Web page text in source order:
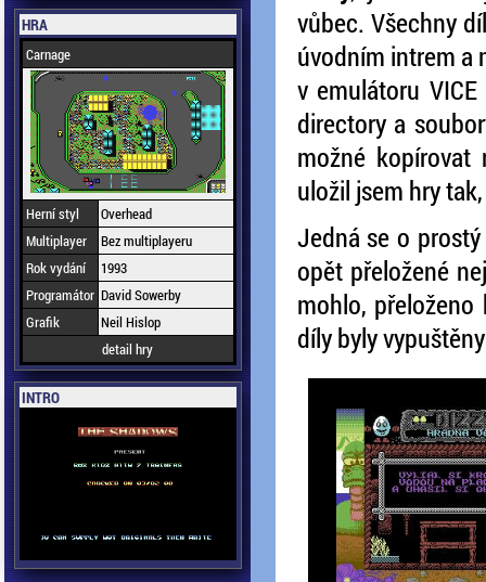
HRA
Carnage
Herní styl
Overhead
Multiplayer
Bez multiplayeru
Rok vydání
1993
Programátor David Sowerby
Grafik
Neil Hislop
detail hry
INTRO
vůbec. Všechny
úvodním intrem a
v emulátoru
directory a
možné kopírovat
uložil jsem hry
Jedná se o
opět přeložené
mohlo,
díly byly